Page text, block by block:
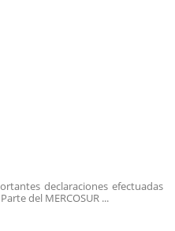
declaraciones efectuadas
del MERCOSUR ...